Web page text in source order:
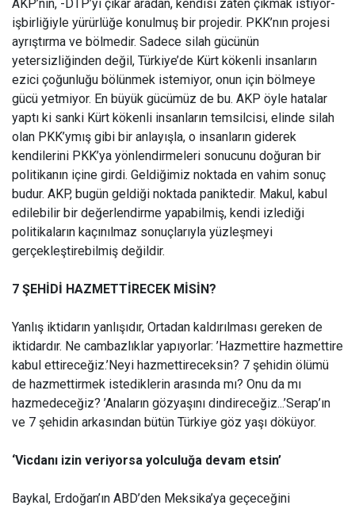
AKP’nin, -DTP’yi çıkar aradan, kendisi zaten çıkmak istiyor-
işbirliğiyle yürürlüğe konulmuş bir projedir. PKK’nın projesi
ayrıştırma ve bölmedir. Sadece silah gücünün
yetersizliğinden değil, Türkiye’de Kürt kökenli insanların
ezici çoğunluğu bölünmek istemiyor, onun için bölmeye
gücü yetmiyor. En büyük gücümüz de bu. AKP öyle hatalar
yaptı ki sanki Kürt kökenli insanların temsilcisi, elinde silah
olan PKK’ymış gibi bir anlayışla, o insanların giderek
kendilerini PKK’ya yönlendirmeleri sonucunu doğuran bir
politikanın içine girdi. Geldiğimiz noktada en vahim sonuç
budur. AKP, bugün geldiği noktada paniktedir. Makul, kabul
edilebilir bir değerlendirme yapabilmiş, kendi izlediği
politikaların kaçınılmaz sonuçlarıyla yüzleşmeyi
gerçekleştirebilmiş değildir.
7 ŞEHİDİ HAZMETTİRECEK MİSİN?
Yanlış iktidarın yanlışıdır, Ortadan kaldırılması gereken de
iktidardır. Ne cambazlıklar yapıyorlar: ’Hazmettire hazmettire
kabul ettireceğiz.’Neyi hazmettireceksin? 7 şehidin ölümü
de hazmettirmek istediklerin arasında mı? Onu da mı
hazmedeceğiz? ’Anaların gözyaşını dindireceğiz...’Serap’ın
ve 7 şehidin arkasından bütün Türkiye göz yaşı döküyor.
‘Vicdanı izin veriyorsa yolculuğa devam etsin’
Baykal, Erdoğan’ın ABD’den Meksika’ya geçeceğini